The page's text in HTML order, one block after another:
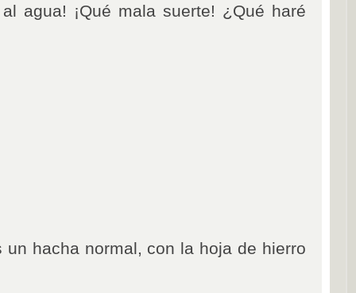
agua! ¡Qué mala suerte! ¿Qué haré
hacha normal, con la hoja de hierro